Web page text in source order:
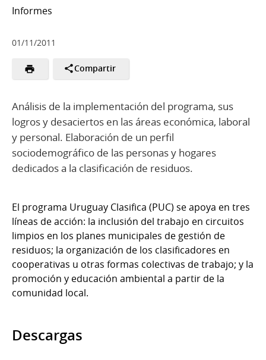
Informes
01/11/2011
Compartir
Análisis de la implementación del programa, sus
logros y desaciertos en las áreas económica, laboral
y personal. Elaboración de un perfil
sociodemográfico de las personas y hogares
dedicados a la clasificación de residuos.
El programa Uruguay Clasifica (PUC) se apoya en tres
líneas de acción: la inclusión del trabajo en circuitos
limpios en los planes municipales de gestión de
residuos; la organización de los clasificadores en
cooperativas u otras formas colectivas de trabajo; y la
promoción y educación ambiental a partir de la
comunidad local.
Descargas